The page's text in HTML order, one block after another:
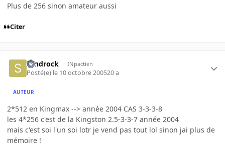
Plus de 256 sinon amateur aussi
Citer
sandrock INpactien
Posté(e) le 10 octobre 200520 a
AUTEUR
2*512 en Kingmax --> année 2004 CAS 3-3-3-8
les 4*256 c'est de la Kingston 2.5-3-3-7 année 2004
mais c'est soi l'un soi lotr je vend pas tout lol sinon jai plus de
mémoire !